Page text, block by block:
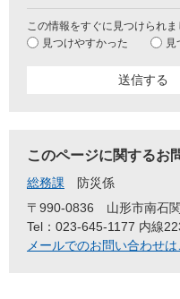
この情報をすぐに見つけられま
見つけやすかった
見
このページに関するお
総務課
防災係
〒990-0836
山形市南石
Tel：023-645-1177 内線
メールでのお問い合わせは